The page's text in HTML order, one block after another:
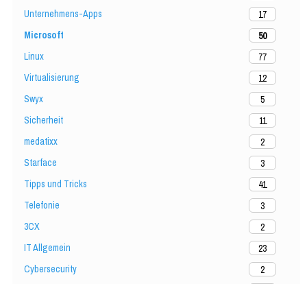
Unternehmens-Apps
17
Microsoft
50
Linux
77
Virtualisierung
12
Swyx
5
Sicherheit
11
medatixx
2
Starface
3
Tipps und Tricks
41
Telefonie
3
3CX
2
IT Allgemein
23
Cybersecurity
2